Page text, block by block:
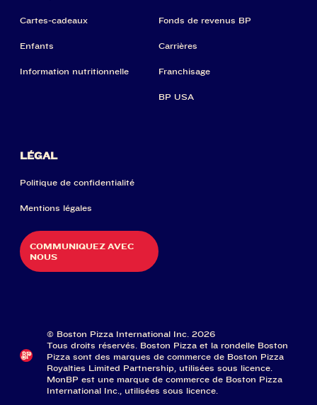
Cartes-cadeaux
Enfants
Information nutritionnelle
Fonds de revenus BP
Carrières
Franchisage
BP USA
LÉGAL
Politique de confidentialité
Mentions légales
COMMUNIQUEZ AVEC
NOUS
© Boston Pizza International Inc. 2026
Tous droits réservés. Boston Pizza et la rondelle Boston
Pizza sont des marques de commerce de Boston Pizza
Royalties Limited Partnership, utilisées sous licence.
MonBP est une marque de commerce de Boston Pizza
International Inc., utilisées sous licence.